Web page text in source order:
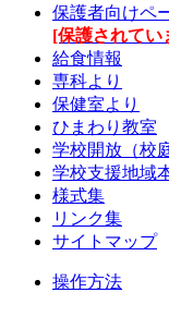
保護者向けペ
[保護されてい
給食情報
専科より
保健室より
ひまわり教室
学校開放（校
学校支援地域
様式集
リンク集
サイトマップ
操作方法